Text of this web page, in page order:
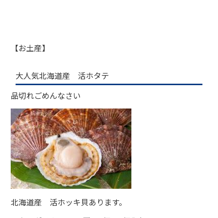
【お土産】
大人気北海道産 活ホタテ
品切れごめんなさい
北海道産 活ホッキ貝あります。